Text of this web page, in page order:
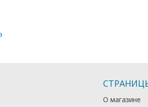
О магазине